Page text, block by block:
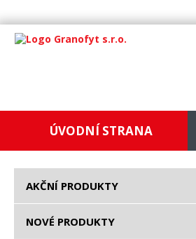
ÚVODNÍ STRANA
AKČNÍ PRODUKTY
NOVÉ PRODUKTY